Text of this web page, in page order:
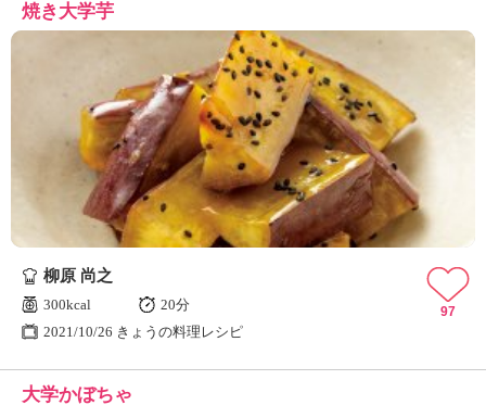
焼き大学芋
柳原 尚之
300kcal
20分
2021/10/26 きょうの料理レシピ
97
大学かぼちゃ